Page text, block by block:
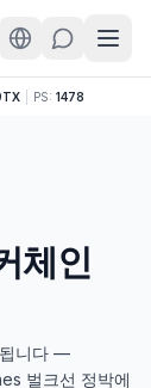
PS: 1478
체인
됩니다 —
벌크선 정박에